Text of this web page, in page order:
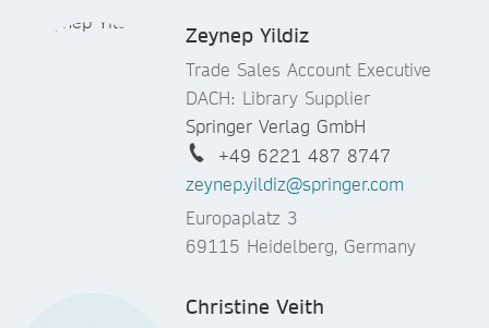
Zeynep Yildiz
Trade Sales Account Executive
DACH: Library Supplier
Springer Verlag GmbH
+49 6221 487 8747
zeynep.yildiz@springer.com
Europaplatz 3
69115 Heidelberg, Germany
Christine Veith